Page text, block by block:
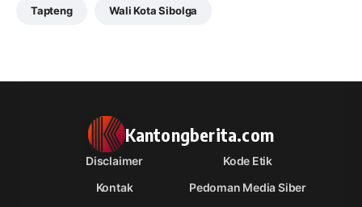
Tapteng Wali Kota Sibolga
Kantongberita.com
Disclaimer
Kode Etik
Kontak
Pedoman Media Siber